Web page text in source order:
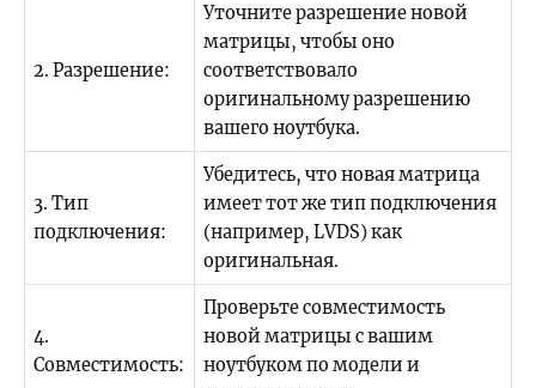
2. Разрешение:
Уточните разрешение новой
матрицы, чтобы оно
соответствовало
оригинальному разрешению
вашего ноутбука.
3. Тип
подключения:
Убедитесь, что новая матрица
имеет тот же тип подключения
(например, LVDS) как
оригинальная.
4.
Совместимость:
Проверьте совместимость
новой матрицы с вашим
ноутбуком по модели и